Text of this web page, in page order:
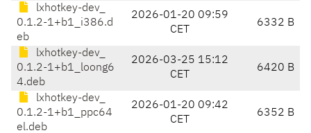
lxhotkey-dev_
0.1.2-1+b1_i386.d
eb
2026-01-20 09:59
CET
6332 B
lxhotkey-dev_
0.1.2-1+b1_loong6
4.deb
2026-03-25 15:12
CET
6420 B
lxhotkey-dev_
0.1.2-1+b1_ppc64
el.deb
2026-01-20 09:42
CET
6352 B